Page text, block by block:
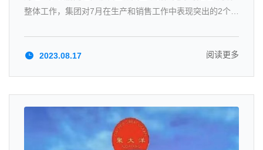
整体工作，集团对7月在生产和销售工作中表现突出的2个先
2023.08.17 阅读更多